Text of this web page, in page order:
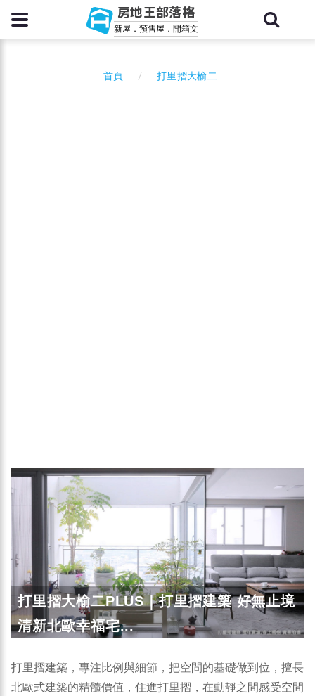
房地王部落格
新屋．預售屋．開箱文
首頁 打里摺大榆二
打里摺大榆二PLUS｜打里摺建築 好無止境
清新北歐幸福宅...
打里摺建築，專注比例與細節，把空間的基礎做到位，擅長
北歐式建築的精髓價值，住進打里摺，在動靜之間感受空間